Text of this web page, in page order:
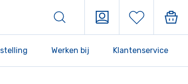
Werken bij Klantenservice